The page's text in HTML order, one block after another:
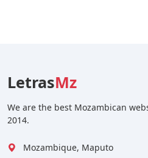
LetrasMz
We are the best Mozambican
2014.
Mozambique, Maputo